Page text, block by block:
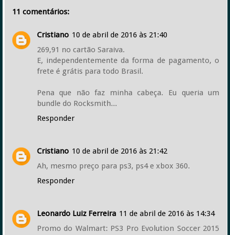
11 comentários:
Cristiano 10 de abril de 2016 às 21:40
269,91 no cartão Saraiva.
E, independentemente da forma de pagamento, o
frete é grátis para todo Brasil.
Pena que não faz minha cabeça. Eu queria um
bundle do Rocksmith...
Responder
Cristiano 10 de abril de 2016 às 21:42
Ah, mesmo preço para ps3, ps4 e xbox 360.
Responder
Leonardo Luiz Ferreira 11 de abril de 2016 às 14:34
Promo do Walmart: PS3 Pro Evolution Soccer 2015